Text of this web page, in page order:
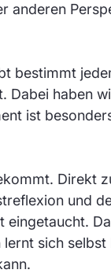
anderen
bestimmt
Dabei haben
ist
Direkt
und
eingetaucht.
sich selbst